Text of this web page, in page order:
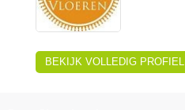
BEKIJK VOLLEDIG PROFIEL